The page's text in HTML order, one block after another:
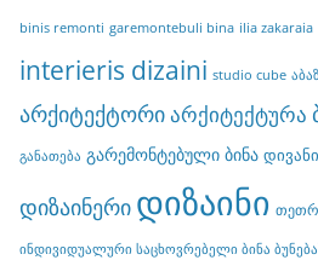
binis remonti garemontebuli bina ilia zakaraia
interieris dizaini studio cube
არქიტექტორიარქიტექტურა
განათება გარემონტებული ბინა დივანი
დიზაინერი დიზაინი
ინდივიდუალური საცხოვრებელი ბინა